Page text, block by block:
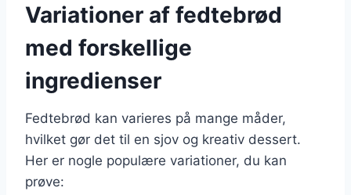
Variationer af fedtebrød
med forskellige
ingredienser
Fedtebrød kan varieres på mange måder,
hvilket gør det til en sjov og kreativ dessert.
Her er nogle populære variationer, du kan
prøve: